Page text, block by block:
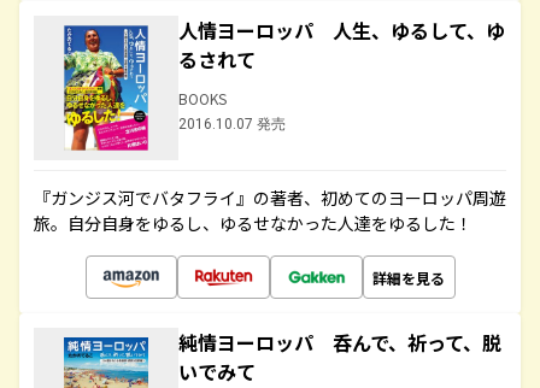
人情ヨーロッパ 人生、ゆるして、ゆ
るされて
BOOKS
2016.10.07 発売
『ガンジス河でバタフライ』の著者、初めてのヨーロッパ周遊
旅。自分自身をゆるし、ゆるせなかった人達をゆるした！
詳細を見る
純情ヨーロッパ 呑んで、祈って、脱
いでみて